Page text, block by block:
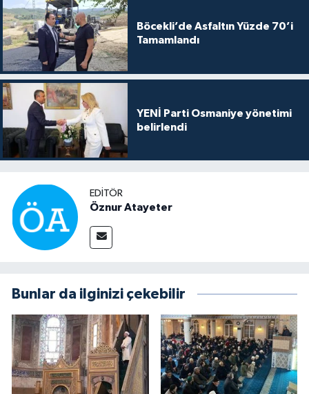
Böcekli’de Asfaltın Yüzde 70’i
Tamamlandı
YENİ Parti Osmaniye yönetimi
belirlendi
EDITÖR
Öznur Atayeter
Bunlar da ilginizi çekebilir